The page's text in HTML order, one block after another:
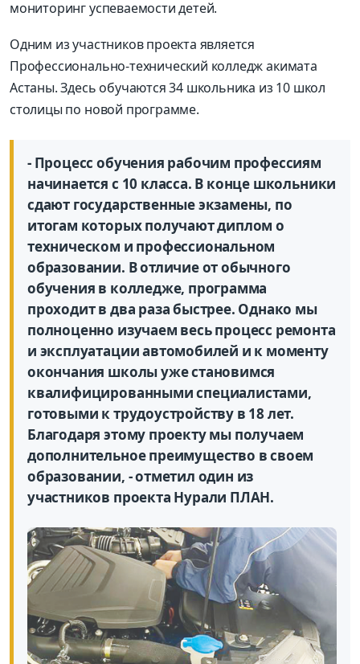
мониторинг успеваемости детей.
Одним из участников проекта является
Профессионально-технический колледж акимата
Астаны. Здесь обучаются 34 школьника из 10 школ
столицы по новой программе.
- Процесс обучения рабочим профессиям
начинается с 10 класса. В конце школьники
сдают государственные экзамены, по
итогам которых получают диплом о
техническом и профессиональном
образовании. В отличие от обычного
обучения в колледже, программа
проходит в два раза быстрее. Однако мы
полноценно изучаем весь процесс ремонта
и эксплуатации автомобилей и к моменту
окончания школы уже становимся
квалифицированными специалистами,
готовыми к трудоустройству в 18 лет.
Благодаря этому проекту мы получаем
дополнительное преимущество в своем
образовании, - отметил один из
участников проекта Нурали ПЛАН.